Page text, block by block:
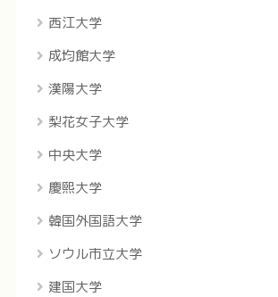
西江大学
成均館大学
漢陽大学
梨花女子大学
中央大学
慶煕大学
韓国外国語大学
ソウル市立大学
建国大学